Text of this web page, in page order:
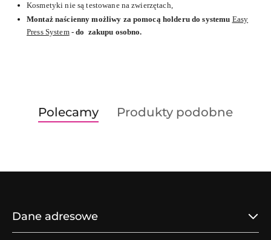
Kosmetyki nie są testowane na zwierzętach,
Montaż naścienny możliwy za pomocą holderu do systemu Easy
Press System- do zakupu osobno.
Pomiń karuzelę produktów
Produkty
Polecamy
Produkty
Produkty podobne
Dane adresowe